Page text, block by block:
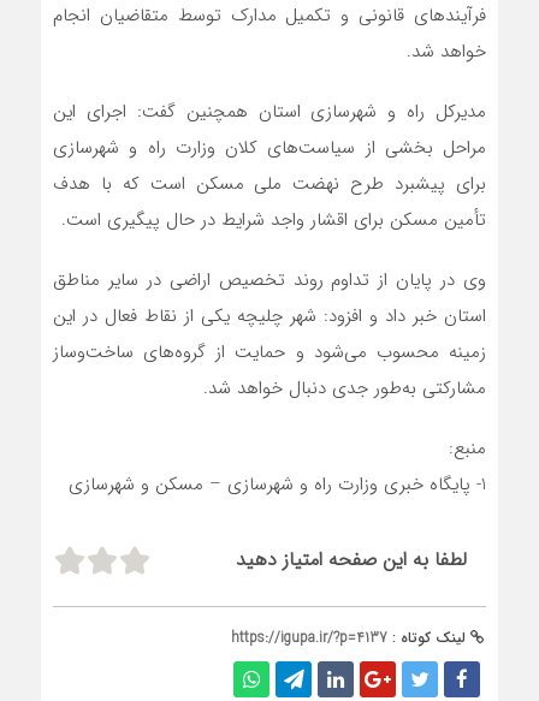
فرآیندهای قانونی و تکمیل مدارک توسط متقاضیان انجام
خواهد شد.
مدیرکل راه و شهرسازی استان همچنین گفت: اجرای این
مراحل بخشی از سیاست‌های کلان وزارت راه و شهرسازی
برای پیشبرد طرح نهضت ملی مسکن است که با هدف
تأمین مسکن برای اقشار واجد شرایط در حال پیگیری است.
وی در پایان از تداوم روند تخصیص اراضی در سایر مناطق
استان خبر داد و افزود: شهر چلیچه یکی از نقاط فعال در این
زمینه محسوب می‌شود و حمایت از گروه‌های ساخت‌وساز
مشارکتی به‌طور جدی دنبال خواهد شد.
منبع:
1- پایگاه خبری وزارت راه و شهرسازی – مسکن و شهرسازی
لطفا به این صفحه امتیاز دهید
لینک کوتاه : https://igupa.ir/?p=4137